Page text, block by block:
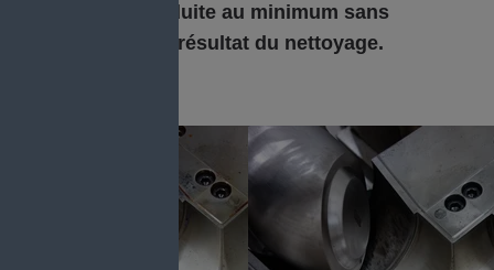
nettoyage est réduite au minimum sans
compromettre le résultat du nettoyage.